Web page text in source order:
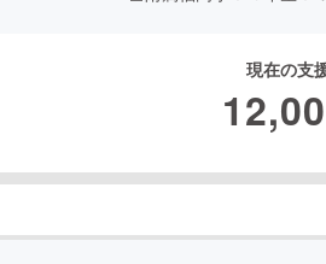
現在の支